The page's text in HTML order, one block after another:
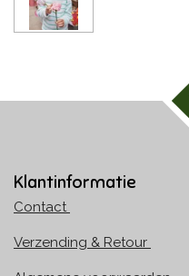
Klantinformatie
Contact
Verzending & Retour